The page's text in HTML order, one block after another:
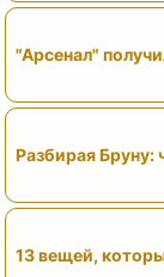
"Арсенал"
Разбирая Бруну:
13 вещей,